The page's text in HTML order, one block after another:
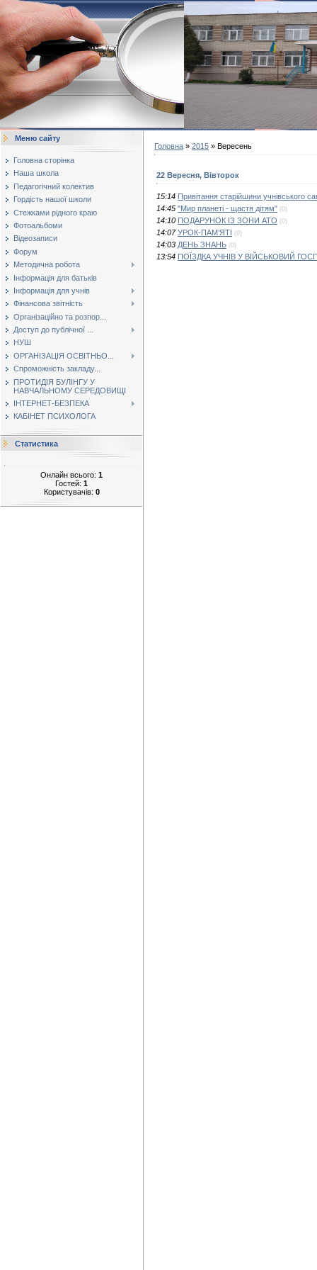
Меню сайту
Головна сторінка
Наша школа
Педагогічний колектив
Гордість нашої школи
Стежками рідного краю
Фотоальбоми
Відеозаписи
Форум
Методична робота
Інформація для батьків
Інформація для учнів
Фінансова звітність
Організаційно та розпор...
Доступ до публічної ...
НУШ
ОРГАНІЗАЦІЯ ОСВІТНЬО...
Спроможність закладу...
ПРОТИДІЯ БУЛІНГУ У
НАВЧАЛЬНОМУ СЕРЕДОВИЩІ
ІНТЕРНЕТ-БЕЗПЕКА
КАБІНЕТ ПСИХОЛОГА
Статистика
Онлайн всього: 1
Гостей: 1
Користувачів: 0
Головна » 2015 » Вересень
22 Вересня, Вівторок
15:14 Привітання старійшини учнівського
14:45 "Мир планеті - щастя дітям" (0)
14:10 ПОДАРУНОК ІЗ ЗОНИ АТО (0)
14:07 УРОК-ПАМ’ЯТІ (0)
14:03 ДЕНЬ ЗНАНЬ (0)
13:54 ПОЇЗДКА УЧНІВ У ВІЙСЬКОВИЙ